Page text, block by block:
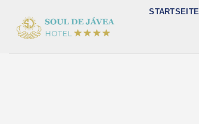
Inhalt
springen
STARTSEITE